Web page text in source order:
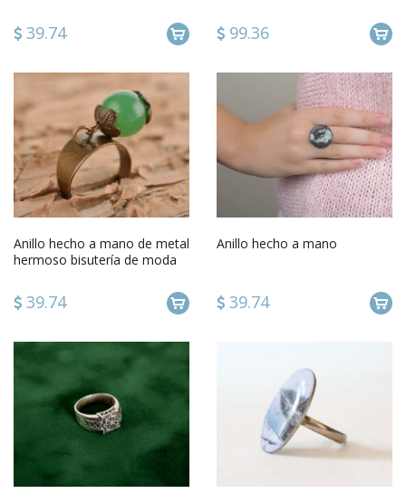
39.74 99.36
Anillo hecho a mano de metal
hermoso bisutería de moda
39.74
Anillo hecho a mano
39.74